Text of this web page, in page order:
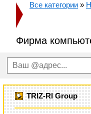
Все категории »
Фирма
TRIZ-RI Group